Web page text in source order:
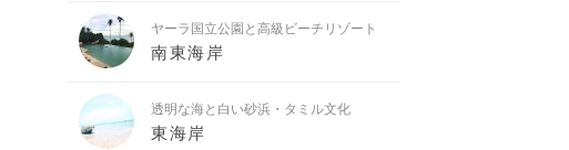
ヤーラ国立公園と高級ビーチリゾート
南東海岸
透明な海と白い砂浜・タミル文化
東海岸